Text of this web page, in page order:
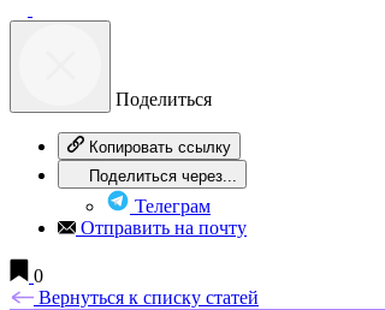
Поделиться
Копировать ссылку
Поделиться через...
Телеграм
Отправить на почту
0
Вернуться к списку статей